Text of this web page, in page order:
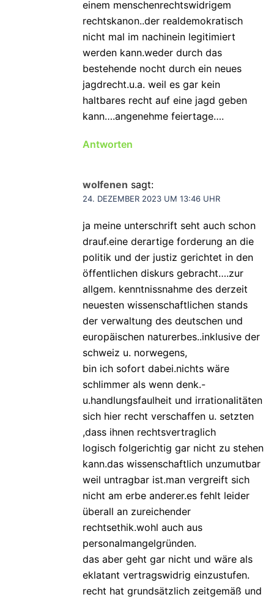
einem menschenrechtswidrigem
rechtskanon..der realdemokratisch
nicht mal im nachinein legitimiert
werden kann.weder durch das
bestehende nocht durch ein neues
jagdrecht.u.a. weil es gar kein
haltbares recht auf eine jagd geben
kann….angenehme feiertage….
Antworten
wolfenen sagt:
24. DEZEMBER 2023 UM 13:46 UHR
ja meine unterschrift seht auch schon
drauf.eine derartige forderung an die
politik und der justiz gerichtet in den
öffentlichen diskurs gebracht….zur
allgem. kenntnissnahme des derzeit
neuesten wissenschaftlichen stands
der verwaltung des deutschen und
europäischen naturerbes..inklusive der
schweiz u. norwegens,
bin ich sofort dabei.nichts wäre
schlimmer als wenn denk.-
u.handlungsfaulheit und irrationalitäten
sich hier recht verschaffen u. setzten
,dass ihnen rechtsvertraglich
logisch folgerichtig gar nicht zu stehen
kann.das wissenschaftlich unzumutbar
weil untragbar ist.man vergreift sich
nicht am erbe anderer.es fehlt leider
überall an zureichender
rechtsethik.wohl auch aus
personalmangelgründen.
das aber geht gar nicht und wäre als
eklatant vertragswidrig einzustufen.
recht hat grundsätzlich zeitgemäß und